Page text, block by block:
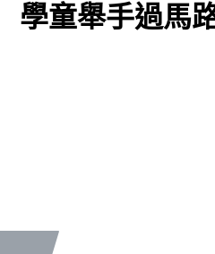
童舉手過馬